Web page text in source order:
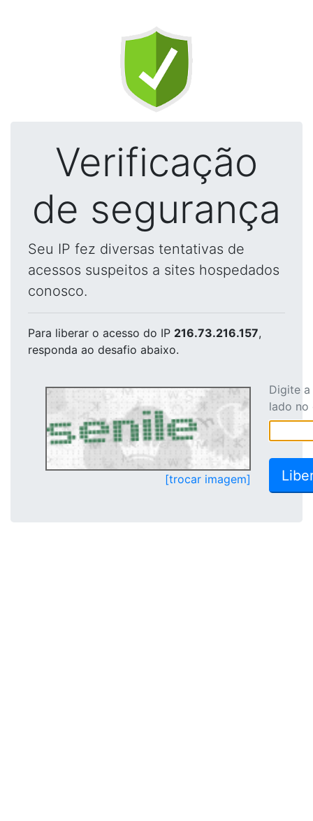
Verificação
de segurança
Seu IP fez diversas tentativas de
acessos suspeitos a sites hospedados
conosco.
Para liberar o acesso do IP 216.73.216.157,
responda ao desafio abaixo.
[trocar imagem]
Digite
lado no